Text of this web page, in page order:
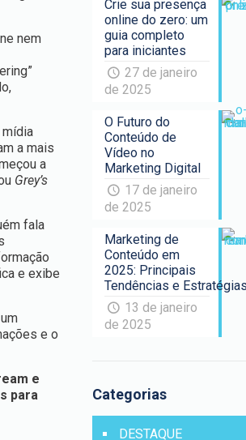
nem
a mais
a
Grey’s
fala
e exibe
e o
e
para
Crie sua presença
online do zero: um
guia completo
para iniciantes
27 de janeiro
de 2025
O Futuro do
Conteúdo de
Vídeo no
Marketing Digital
17 de janeiro
de 2025
Marketing de
Conteúdo em
2025: Principais
Tendências e Estratégias
13 de janeiro
de 2025
Categorias
DESTAQUE